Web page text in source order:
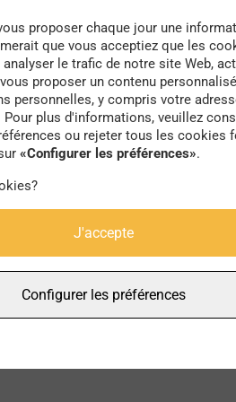
ateliers
proposer chaque jour une
que vous acceptiez que les
le trafic de notre site Web,
proposer un contenu
personnelles, y compris votre
plus d'informations, veuillez
ou rejeter tous les cookies
«Configurer les préférences».
J'accepte
Configurer les préférences